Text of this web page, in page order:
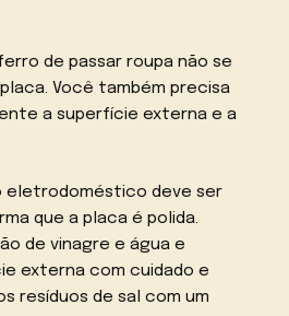
de passar roupa não se
Você também precisa
a superfície externa e a
eletrodoméstico deve ser
que a placa é polida.
de vinagre e água e
externa com cuidado e
resíduos de sal com um